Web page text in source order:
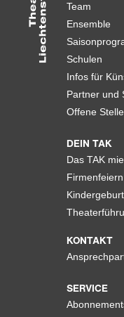
Team
Ensemble
Schulen
Infos für
Partner und
Offene
DEIN TAK
Das TAK
Firmenfeiern
KONTAKT
SERVICE